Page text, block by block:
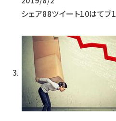
シェア88ツイート10はてブ1